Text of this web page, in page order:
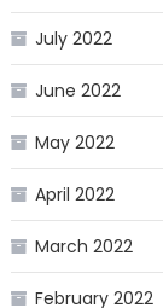
July 2022
June 2022
May 2022
April 2022
March 2022
February 2022